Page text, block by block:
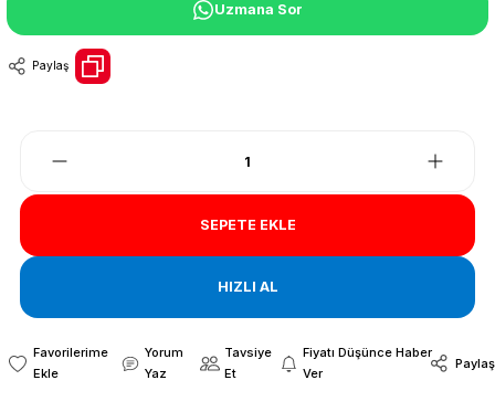
Uzmana Sor
Paylaş
SEPETE EKLE
HIZLI AL
Yorum
Yaz
Tavsiye
Et
Fiyatı Düşünce Haber
Ver
Paylaş